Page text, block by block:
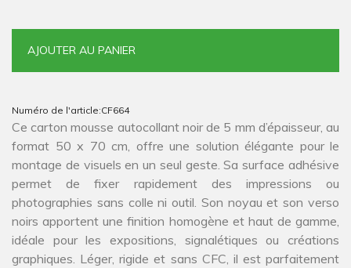
AJOUTER AU PANIER
Numéro de l'article:CF664
Ce carton mousse autocollant noir de 5 mm d’épaisseur, au
format 50 x 70 cm, offre une solution élégante pour le
montage de visuels en un seul geste. Sa surface adhésive
permet de fixer rapidement des impressions ou
photographies sans colle ni outil. Son noyau et son verso
noirs apportent une finition homogène et haut de gamme,
idéale pour les expositions, signalétiques ou créations
graphiques. Léger, rigide et sans CFC, il est parfaitement